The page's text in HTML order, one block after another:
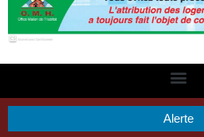
Alerte